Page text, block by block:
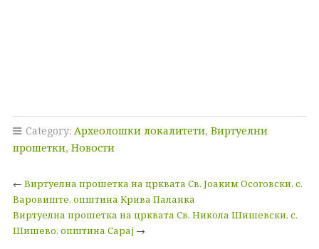
Category: Археолошки локалитети, Виртуелни
прошетки, Новости
← Виртуелна прошетка на црквата Св. Јоаким Осоговски, с.
Варовиште, општина Крива Паланка
Виртуелна прошетка на црквата Св. Никола Шишевски, с.
Шишево, општина Сарај →